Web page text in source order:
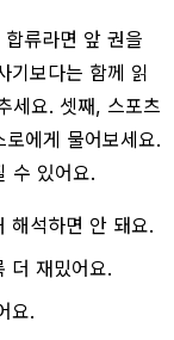
류라면 앞 권을
기보다는 함께 읽
세요. 셋째, 스포츠
에게 물어보세요.
수 있어요.
해석하면 안 돼요.
더 재밌어요.
요.